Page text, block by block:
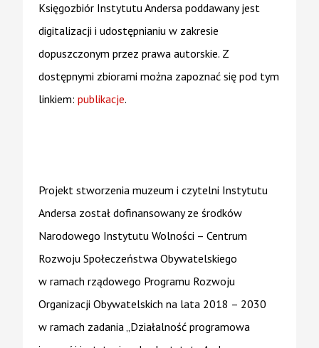
Księgozbiór Instytutu Andersa poddawany jest
digitalizacji i udostępnianiu w zakresie
dopuszczonym przez prawa autorskie. Z
dostępnymi zbiorami można zapoznać się pod tym
linkiem:publikacje.
Projekt stworzenia muzeum i czytelni Instytutu
Andersa został dofinansowany ze środków
Narodowego Instytutu Wolności – Centrum
Rozwoju Społeczeństwa Obywatelskiego
w ramach rządowego Programu Rozwoju
Organizacji Obywatelskich na lata 2018 – 2030
w ramach zadania „Działalność programowa